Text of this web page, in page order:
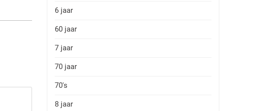
6 jaar
60 jaar
7 jaar
70 jaar
70's
8 jaar